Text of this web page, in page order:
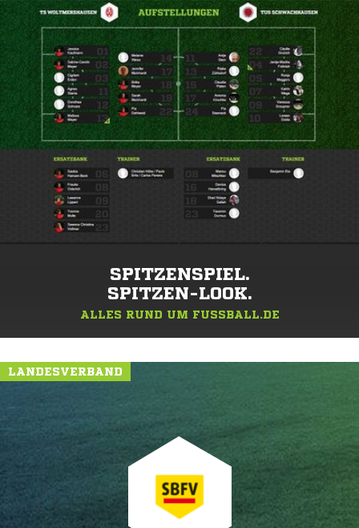
SPITZENSPIEL.
SPITZEN-LOOK.
ALLES RUND UM FUSSBALL.DE
LANDESVERBAND